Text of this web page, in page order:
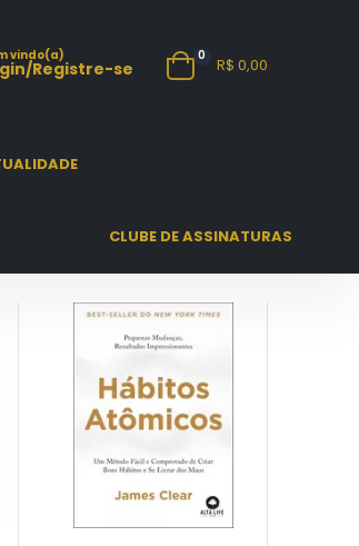
vindo(a)
Registre-se
0 R$ 0,00
CLUBE DE ASSINATURAS